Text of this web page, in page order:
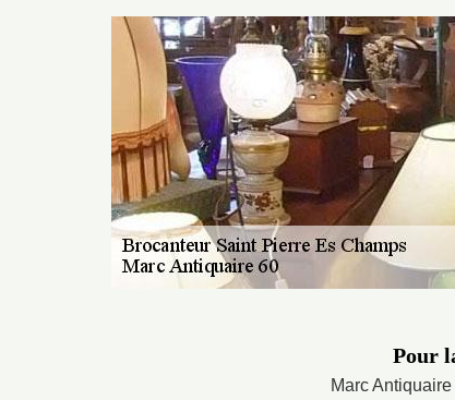
Pour
Marc